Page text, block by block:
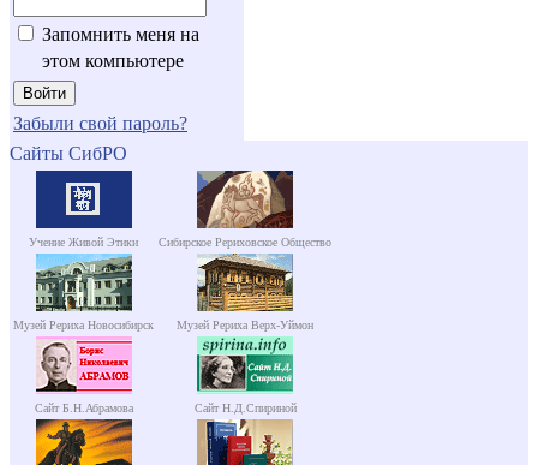
Запомнить меня на
этом компьютере
Забыли свой пароль?
Сайты СибРО
Учение Живой Этики Сибирское Рериховское Общество
Музей Рериха Новосибирск Музей Рериха Верх-Уймон
Сайт Б.Н.Абрамова Сайт Н.Д.Спириной